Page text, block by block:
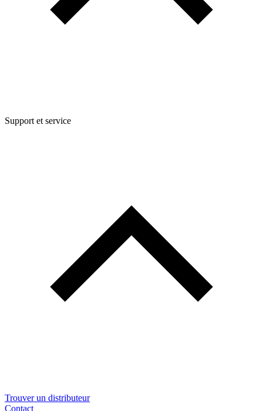
Support et service
Trouver un distributeur
Contact